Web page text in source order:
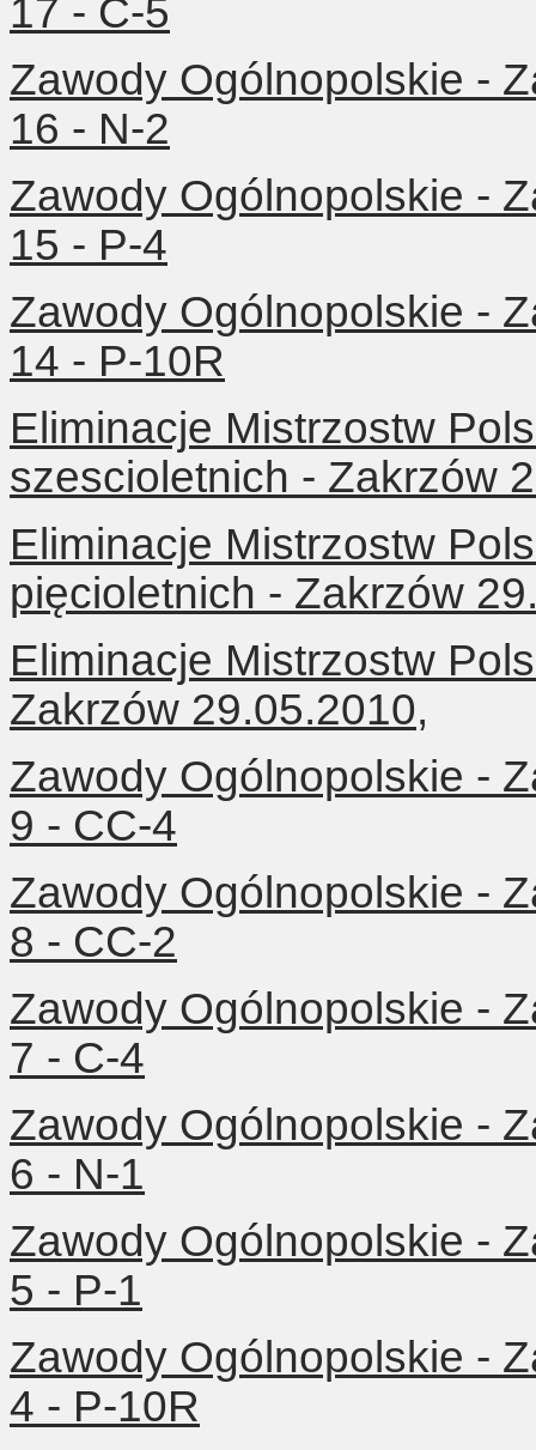
17 - C-5
Zawody Ogólnopolskie -
16 - N-2
Zawody Ogólnopolskie -
15 - P-4
Zawody Ogólnopolskie -
14 - P-10R
Eliminacje Mistrzostw
szescioletnich - Zakrzów
Eliminacje Mistrzostw
pięcioletnich - Zakrzów
Eliminacje Mistrzostw
Zakrzów 29.05.2010,
Zawody Ogólnopolskie -
9 - CC-4
Zawody Ogólnopolskie -
8 - CC-2
Zawody Ogólnopolskie -
7 - C-4
Zawody Ogólnopolskie -
6 - N-1
Zawody Ogólnopolskie -
5 - P-1
Zawody Ogólnopolskie -
4 - P-10R